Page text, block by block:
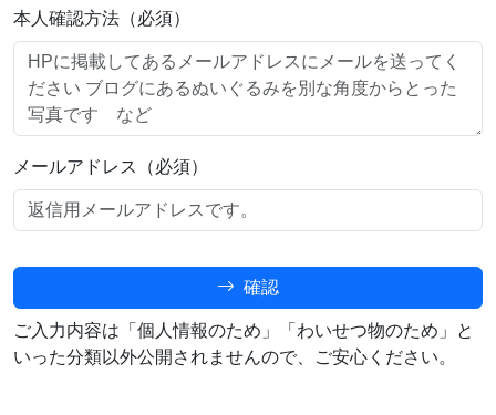
本人確認方法（必須）
メールアドレス（必須）
確認
ご入力内容は「個人情報のため」「わいせつ物のため」と
いった分類以外公開されませんので、ご安心ください。